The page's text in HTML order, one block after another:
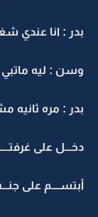
بدر : انا عندي
وسن : ليه ماتبي
بدر : مره ثانيه
دخـــل على
أبتســــم على